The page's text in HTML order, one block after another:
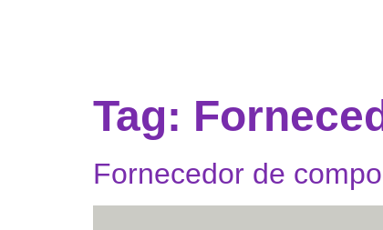
Tag:
Fornecedor de